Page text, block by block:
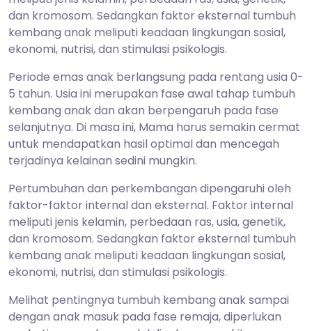
dan kromosom. Sedangkan faktor eksternal tumbuh
kembang anak meliputi keadaan lingkungan sosial,
ekonomi, nutrisi, dan stimulasi psikologis.
Periode emas anak berlangsung pada rentang usia 0-
5 tahun. Usia ini merupakan fase awal tahap tumbuh
kembang anak dan akan berpengaruh pada fase
selanjutnya. Di masa ini, Mama harus semakin cermat
untuk mendapatkan hasil optimal dan mencegah
terjadinya kelainan sedini mungkin.
Pertumbuhan dan perkembangan dipengaruhi oleh
faktor-faktor internal dan eksternal. Faktor internal
meliputi jenis kelamin, perbedaan ras, usia, genetik,
dan kromosom. Sedangkan faktor eksternal tumbuh
kembang anak meliputi keadaan lingkungan sosial,
ekonomi, nutrisi, dan stimulasi psikologis.
Melihat pentingnya tumbuh kembang anak sampai
dengan anak masuk pada fase remaja, diperlukan